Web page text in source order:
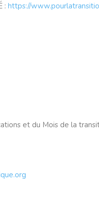
: https://
et du Mois de la